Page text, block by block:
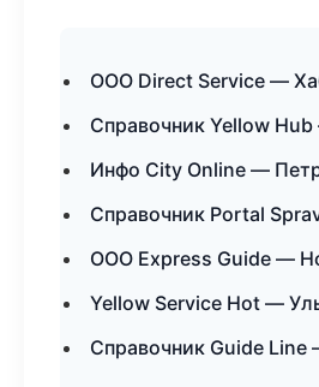
ООО Direct Service —
Справочник Yellow
Инфо City Online —
Справочник Portal
ООО Express Guide —
Yellow Service Hot —
Справочник Guide